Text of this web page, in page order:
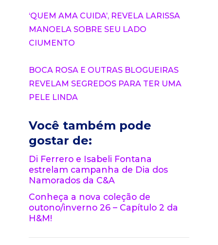
‘QUEM AMA CUIDA’, REVELA LARISSA
MANOELA SOBRE SEU LADO
CIUMENTO
BOCA ROSA E OUTRAS BLOGUEIRAS
REVELAM SEGREDOS PARA TER UMA
PELE LINDA
Você também pode
gostar de:
Di Ferrero e Isabeli Fontana
estrelam campanha de Dia dos
Namorados da C&A
Conheça a nova coleção de
outono/inverno 26 – Capítulo 2 da
H&M!